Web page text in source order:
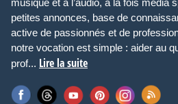
musique et à l’audio, à la fois média
petites annonces, base de
active de passionnés et de
notre vocation est simple : aider au
prof... Lire la suite